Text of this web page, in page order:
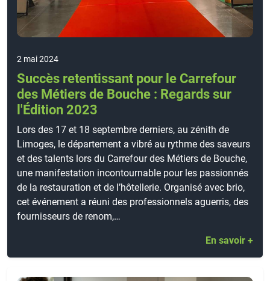
2 mai 2024
Succès retentissant pour le Carrefour
des Métiers de Bouche : Regards sur
l'Édition 2023
Lors des 17 et 18 septembre derniers, au zénith de
Limoges, le département a vibré au rythme des saveurs
et des talents lors du Carrefour des Métiers de Bouche,
une manifestation incontournable pour les passionnés
de la restauration et de l’hôtellerie. Organisé avec brio,
cet événement a réuni des professionnels aguerris, des
fournisseurs de renom,…
En savoir +